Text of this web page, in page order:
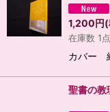
1,200円
在庫数 1点
カバー
聖書の